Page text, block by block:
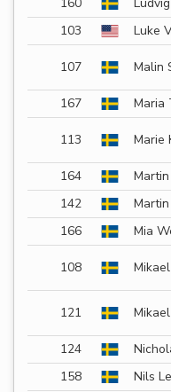
103
Luke
107 Malin
167
Maria
113 Marie
164
142
166
Mia
108
121
124
158
Nils